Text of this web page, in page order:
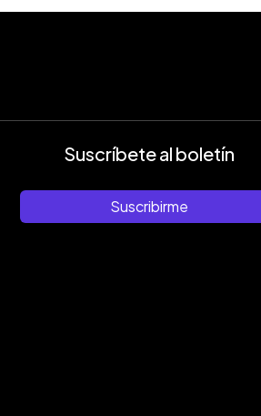
Suscríbete al boletín
Suscribirme